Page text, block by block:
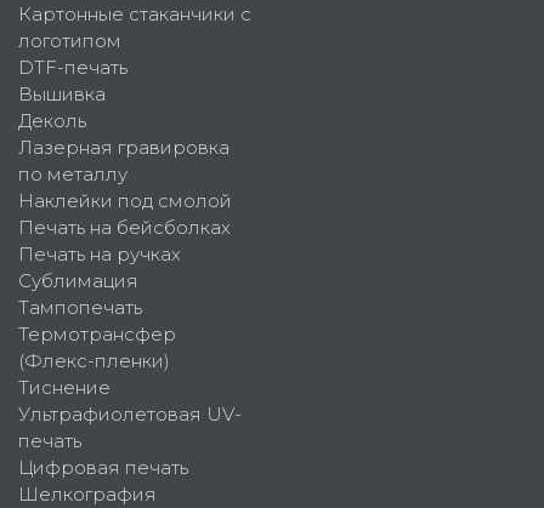
Картонные стаканчики с
логотипом
DTF-печать
Вышивка
Деколь
Лазерная гравировка
по металлу
Наклейки под смолой
Печать на бейсболках
Печать на ручках
Сублимация
Тампопечать
Термотрансфер
(Флекс-пленки)
Тиснение
Ультрафиолетовая UV-
печать
Цифровая печать
Шелкография